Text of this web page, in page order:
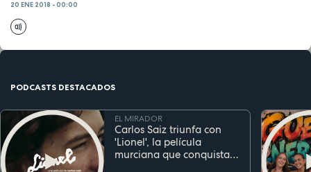
20 ENE 2018 - 00:00
PODCASTS DESTACADOS
EL MIRADOR
Carlos Saiz triunfa con
'Lionel', la película
murciana que conquista